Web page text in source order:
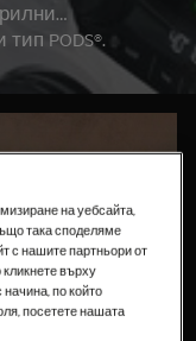
PODS®.
препарат е
и ниски
на уебсайта,
така споделяме
с нашите партньори от
върху
по който
посетете нашата